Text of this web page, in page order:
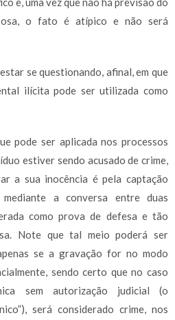
o fato é atípico e não será
se questionando, afinal, em que
ilícita pode ser utilizada como
pode ser aplicada nos processos
estiver sendo acusado de crime,
a sua inocência é pela captação
a conversa entre duas
como prova de defesa e tão
Note que tal meio poderá ser
se a gravação for no modo
sendo certo que no caso
sem autorização judicial (o
será considerado crime, nos